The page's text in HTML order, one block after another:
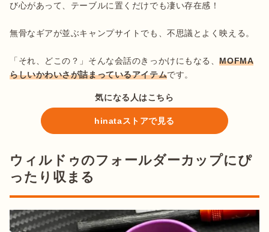
び心があって、テーブルに置くだけでも凄い存在感！
無骨なギアが並ぶキャンプサイトでも、不思議とよく映える。
「それ、どこの？」そんな会話のきっかけにもなる、MOFMA
らしいかわいさが詰まっているアイテムです。
気になる人はこちら
hinataストアで見る
ウィルドゥのフォールダーカップにぴ
ったり収まる